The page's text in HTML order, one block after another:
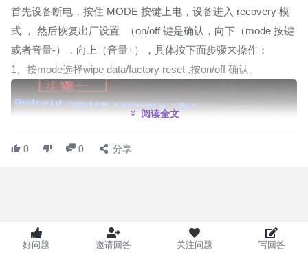
首先设备断电，按住 MODE 按键上电，设备进入 recovery 模
式 ， 然后恢复出厂设置 （on/off 键是确认，向下（mode 按键
或者音量-），向上（音量+），具体按下面步骤来操作：
1、按mode选择wipe data/factory reset ,按on/off 确认。
阅读全文
0 0 分享
好问题 邀请回答 关注问题 写回答